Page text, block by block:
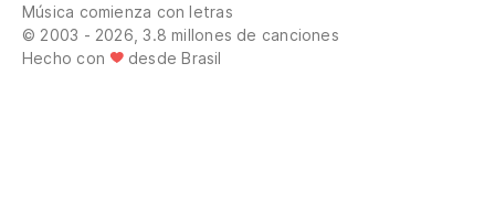
Música comienza con letras
© 2003 - 2026, 3.8 millones de canciones
Hecho con
desde Brasil